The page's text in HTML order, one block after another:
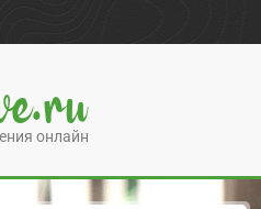
онлайн